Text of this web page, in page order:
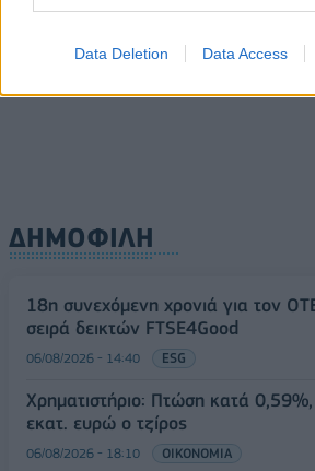
Data Deletion Data Access
ΟΛΕΣ ΟΙ ΕΙΔΗΣΕΙΣ
ΔΗΜΟΦΙΛΗ
18η συνεχόμενη χρονιά για τον
σειρά δεικτών FTSE4Good
06/08/2026 - 14:40 ESG
Χρηματιστήριο: Πτώση κατά
εκατ. ευρώ ο τζίρος
06/08/2026 - 18:10 ΟΙΚΟΝΟΜΙΑ